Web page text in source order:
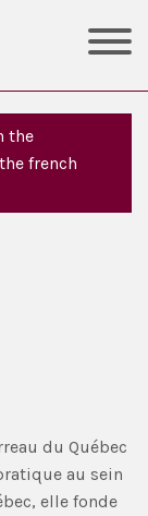
the
french
du Québec
au sein
elle fonde